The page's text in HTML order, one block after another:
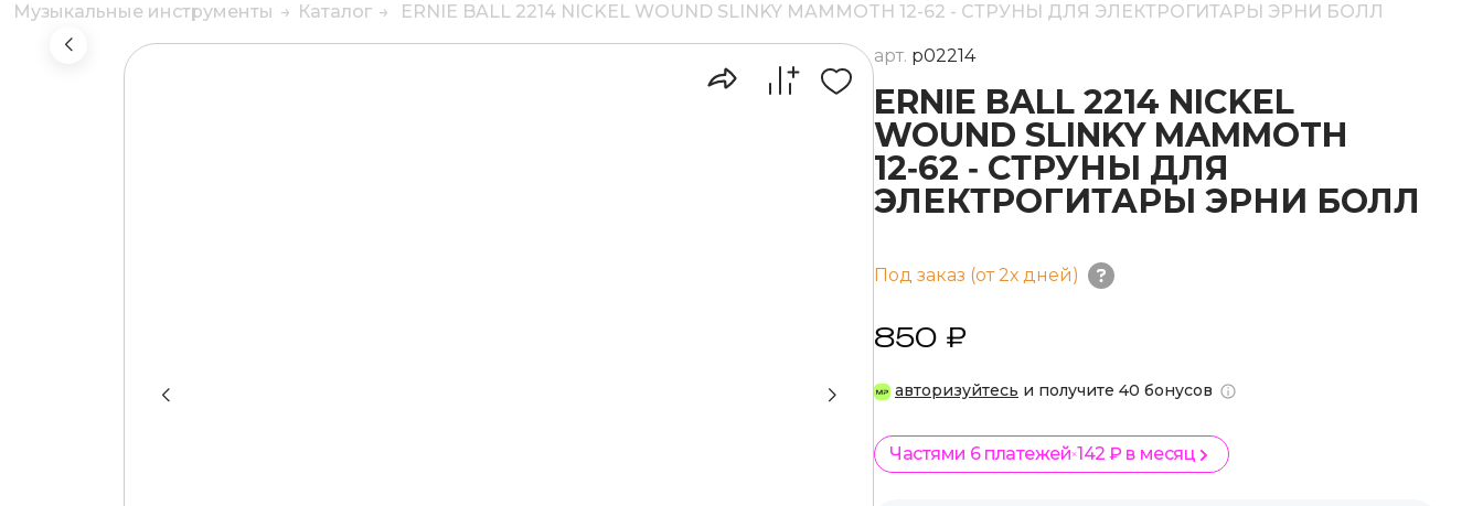
Музыкальные инструменты Каталог ERNIE BALL 2214 NICKEL WOUND SLINKY MAMMOTH 12-62 - СТРУНЫ ДЛЯ ЭЛЕКТРОГИТАРЫ ЭРНИ БОЛЛ
арт. p02214
ERNIE BALL 2214 NICKEL
WOUND SLINKY MAMMOTH
12‑62 ‑ СТРУНЫ ДЛЯ
ЭЛЕКТРОГИТАРЫ ЭРНИ БОЛЛ
Под заказ (от 2х дней)
850 ₽
авторизуйтесь и получите 40 бонусов
Частями 6 платежей 142 ₽ в месяц